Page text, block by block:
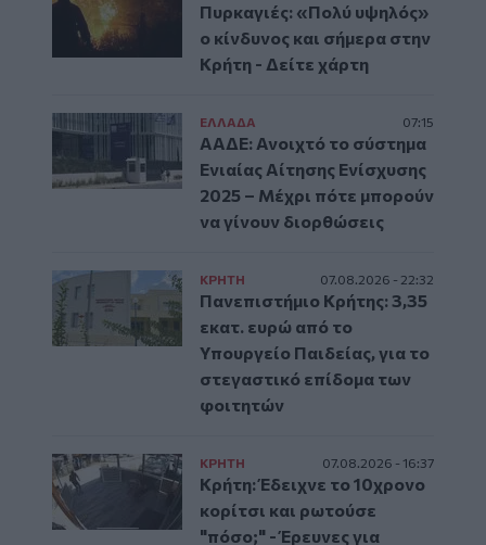
Πυρκαγιές: «Πολύ υψηλός»
ο κίνδυνος και σήμερα στην
Κρήτη - Δείτε χάρτη
ΕΛΛAΔΑ 07:15
ΑΑΔΕ: Ανοιχτό το σύστημα
Ενιαίας Αίτησης Ενίσχυσης
2025 – Μέχρι πότε μπορούν
να γίνουν διορθώσεις
ΚΡΗΤΗ 07.08.2026 - 22:32
Πανεπιστήμιο Κρήτης: 3,35
εκατ. ευρώ από το
Υπουργείο Παιδείας, για το
στεγαστικό επίδομα των
φοιτητών
ΚΡΗΤΗ 07.08.2026 - 16:37
Κρήτη: Έδειχνε το 10χρονο
κορίτσι και ρωτούσε
"πόσο;" - Έρευνες για